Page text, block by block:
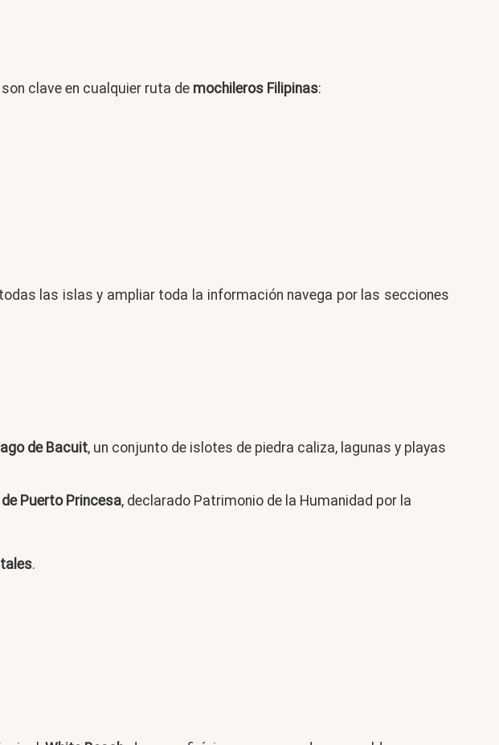
clave en cualquier ruta de mochileros Filipinas:
las islas y ampliar toda la información navega por las secciones
de Bacuit, un conjunto de islotes de piedra caliza, lagunas y playas
Puerto Princesa, declarado Patrimonio de la Humanidad por la
.